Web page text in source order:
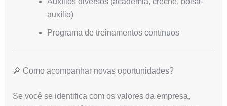
auxílio)
Programa de treinamentos contínuos
🔎 Como acompanhar novas oportunidades?
Se você se identifica com os valores da empresa,